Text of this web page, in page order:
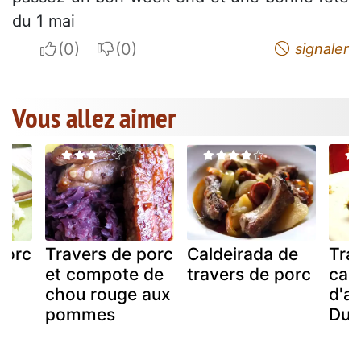
du 1 mai
I apreciateI do not appreciate signaler
Vous allez aimer
Travers de porc
et compote de
chou rouge aux
pommes
Caldeirada de
travers de porc